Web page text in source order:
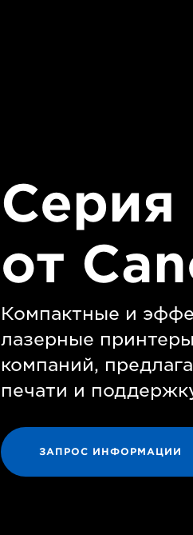
Серия
от
Компактные и
лазерные
компаний,
печати и
ЗАПРОС ИНФОРМАЦИИ